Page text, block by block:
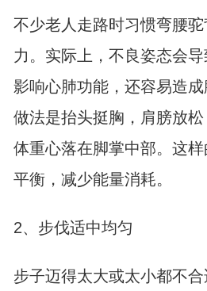
不少老人走路时习惯弯腰
力。实际上，不良姿态会导
影响心肺功能，还容易造
做法是抬头挺胸，肩膀放
体重心落在脚掌中部。这
平衡，减少能量消耗。
2、步伐适中均匀
步子迈得太大或太小都不